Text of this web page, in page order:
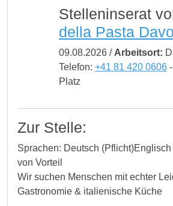
Stelleninserat
della Pasta
09.08.2026 / Arbeitsort:
Telefon: +41 81 420 0606-
Platz
Zur Stelle:
Sprachen: Deutsch
von Vorteil
Wir suchen Menschen mit echter
Gastronomie & italienische Küche